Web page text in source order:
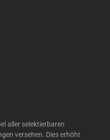
aller selektierbaren
versehen. Dies erhöht